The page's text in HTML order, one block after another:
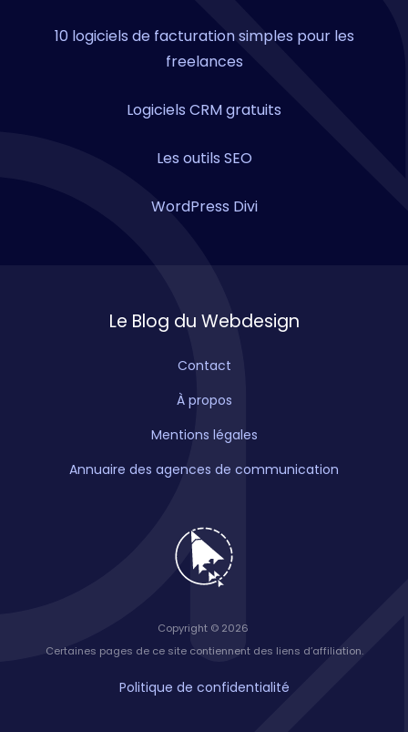
10 logiciels de facturation simples pour les
freelances
Logiciels CRM gratuits
Les outils SEO
WordPress Divi
Le Blog du Webdesign
Contact
À propos
Mentions légales
Annuaire des agences de communication
Copyright © 2026
Certaines pages de ce site contiennent des liens d’affiliation.
Politique de confidentialité